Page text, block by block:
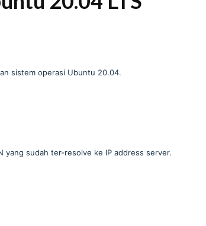
sistem operasi Ubuntu 20.04.
yang sudah ter-resolve ke IP address server.